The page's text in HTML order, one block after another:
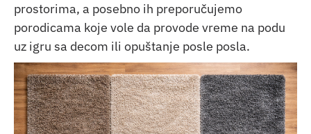
prostorima, a posebno ih preporučujemo
porodicama koje vole da provode vreme na podu
uz igru sa decom ili opuštanje posle posla.